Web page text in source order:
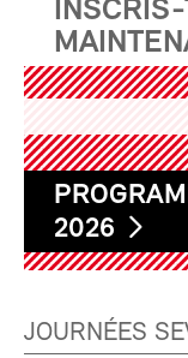
INSCRIS-
2026
JOURNÉES